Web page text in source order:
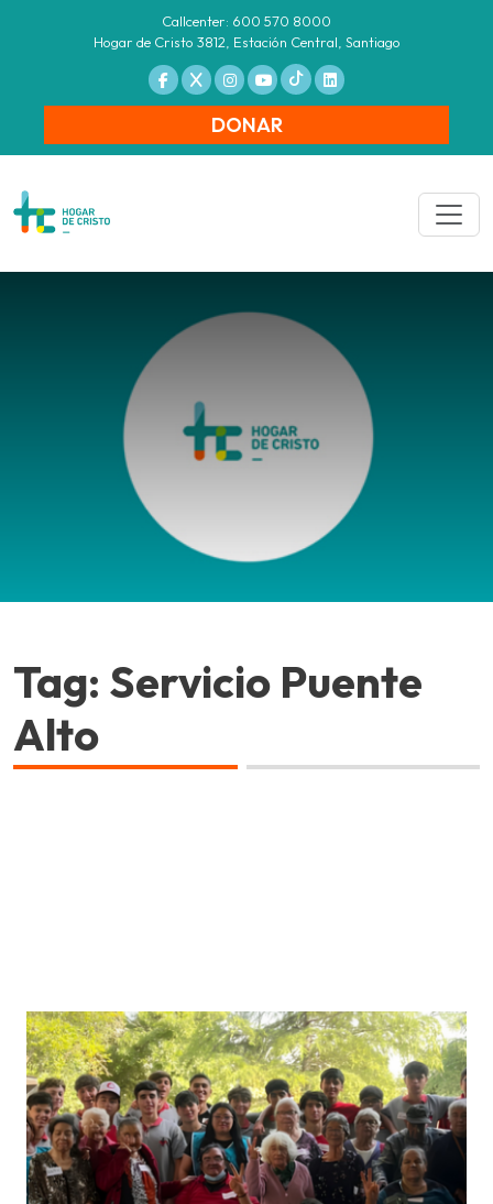
Callcenter: 600 570 8000
Hogar de Cristo 3812, Estación Central, Santiago
DONAR
Tag: Servicio Puente
Alto